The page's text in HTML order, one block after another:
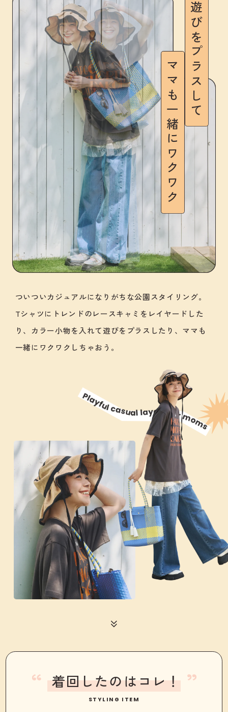
遊びをプラスして
ママも一緒にワクワク
ついついカジュアルになりがちな公園スタイリング。
Tシャツにトレンドのレースキャミをレイヤードした
り、カラー小物を入れて遊びをプラスしたり、ママも
一緒にワクワクしちゃおう。
着回したのはコレ！
STYLING ITEM